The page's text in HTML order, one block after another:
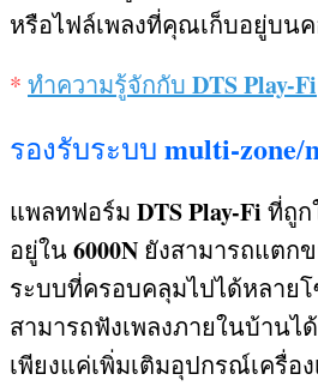
หรือไฟล์เพลงที่คุณเก็บอยู่บน
* ทำความรู้จักกับ DTS Play-Fi
รองรับระบบ multi-zone/
แพลทฟอร์ม DTS Play-Fi ที่ถูก
อยู่ใน6000N ยังสามารถแตก
ระบบที่ครอบคลุมไปได้หลาย
สามารถฟังเพลงภายในบ้านไ
เพียงแค่เพิ่มเติมอุปกรณ์เครื่อ